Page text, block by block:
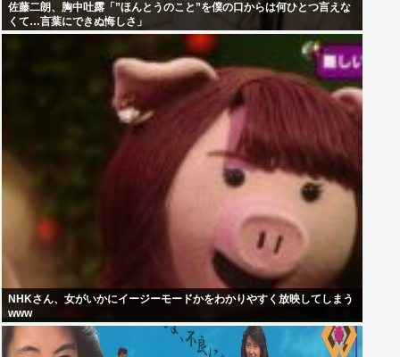
佐藤二朗、胸中吐露「”ほんとうのこと”を僕の口からは何ひとつ言えな
くて…言葉にできぬ悔しさ」
NHKさん、女がいかにイージーモードかをわかりやすく放映してしまう
www